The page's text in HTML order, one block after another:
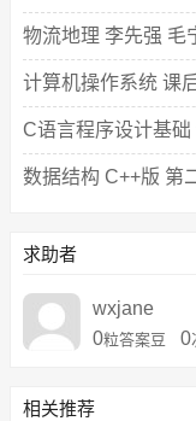
物流地理 李先强 毛
计算机操作系统 课
C语言程序设计基
数据结构 C++版 第
求助者
wxjane
0粒答案豆 0
相关推荐